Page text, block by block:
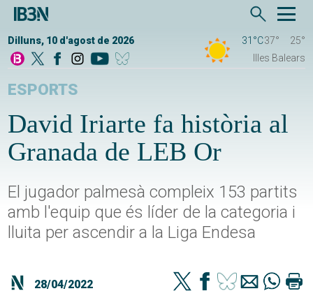
Dilluns, 10 d'agost de 2026 31°C37°
25°
Illes Balears
ESPORTS
David Iriarte fa història al
Granada de LEB Or
El jugador palmesà compleix 153 partits
amb l'equip que és líder de la categoria i
lluita per ascendir a la Liga Endesa
28/04/2022